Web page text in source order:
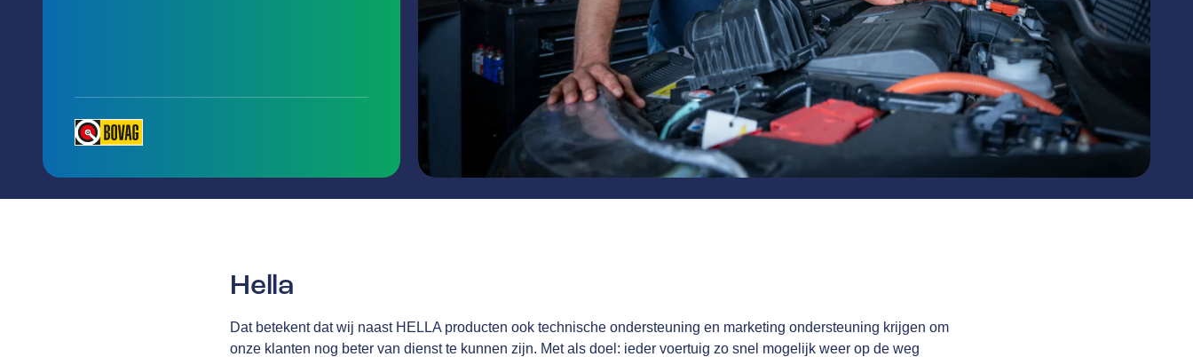
Hella
Dat betekent dat wij naast HELLA producten ook technische ondersteuning en marketing ondersteuning krijgen om
onze klanten nog beter van dienst te kunnen zijn. Met als doel: ieder voertuig zo snel mogelijk weer op de weg